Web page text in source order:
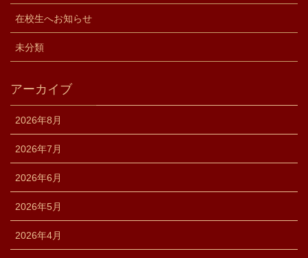
在校生へお知らせ
未分類
アーカイブ
2026年8月
2026年7月
2026年6月
2026年5月
2026年4月